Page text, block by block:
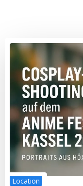
Location